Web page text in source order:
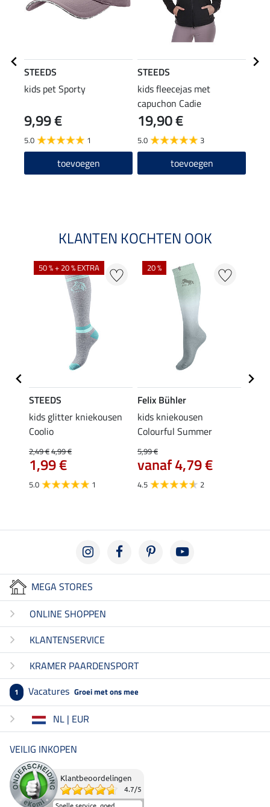
STEEDS
kids pet Sporty
9,99 €
5.0 1
toevoegen
STEEDS
kids fleecejas met
capuchon Cadie
19,90 €
5.0 3
toevoegen
KLANTEN KOCHTEN OOK
50 % + 20 % EXTRA
STEEDS
kids glitter kniekousen
Coolio
2,49 €4,99 €
1,99 €
5.0 1
20 %
Felix Bühler
kids kniekousen
Colourful Summer
5,99 €
vanaf 4,79 €
4.5 2
MEGA STORES
ONLINE SHOPPEN
KLANTENSERVICE
KRAMER PAARDENSPORT
1 Vacatures Groei met ons mee
NL | EUR
VEILIG INKOPEN
Klantbeoordelingen
4.7/5
Snelle service, goed